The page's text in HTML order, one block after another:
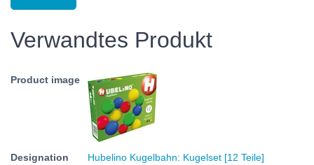
Verwandtes Produkt
Hubelino Kugelbahn: Kugelset [12 Teile]